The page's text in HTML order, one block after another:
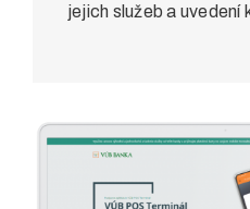
jejich služeb a uvedení